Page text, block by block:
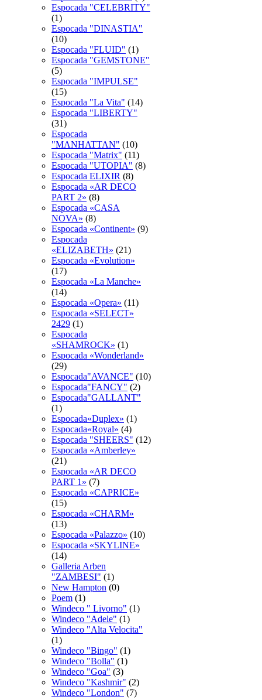
Espocada "CELEBRITY"
(1)
Espocada "DINASTIA"
(10)
Espocada "FLUID" (1)
Espocada "GEMSTONE"
(5)
Espocada "IMPULSE"
(15)
Espocada "La Vita" (14)
Espocada "LIBERTY"
(31)
Espocada
"MANHATTAN" (10)
Espocada "Matrix" (11)
Espocada "UTOPIA" (8)
Espocada ELIXIR (8)
Espocada «AR DECO
PART 2» (8)
Espocada «CASA
NOVA» (8)
Espocada «Continent» (9)
Espocada
«ELIZABETH» (21)
Espocada «Evolution»
(17)
Espocada «La Manche»
(14)
Espocada «Opera» (11)
Espocada «SELECT»
2429 (1)
Espocada
«SHAMROCK» (1)
Espocada «Wonderland»
(29)
Espocada"AVANCE" (10)
Espocada"FANCY" (2)
Espocada"GALLANT"
(1)
Espocada«Duplex» (1)
Espocada«Royal» (4)
Espocadа "SHEERS" (12)
Espocadа «Amberley»
(21)
Espocadа «AR DECO
PART 1» (7)
Espocadа «CAPRICE»
(15)
Espocadа «CHARM»
(13)
Espocadа «Palazzo» (10)
Espocadа «SKYLINE»
(14)
Galleria Arben
"ZAMBESI" (1)
New Hampton (0)
Poem (1)
Windeco " Livorno" (1)
Windeco "Adele" (1)
Windeco "Alta Velocita"
(1)
Windeco "Bingo" (1)
Windeco "Bolla" (1)
Windeco "Goa" (3)
Windeco "Kashmir" (2)
Windeco "London" (7)